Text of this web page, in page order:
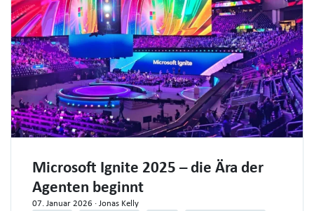
Microsoft Ignite 2025 – die Ära der
Agenten beginnt
07. Januar 2026 · Jonas Kelly